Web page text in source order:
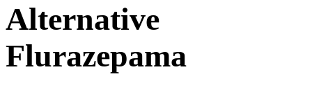
Alternative
Flurazepama